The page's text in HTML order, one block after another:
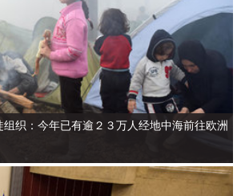
组织：今年已有逾２３万人经地中海前往欧洲